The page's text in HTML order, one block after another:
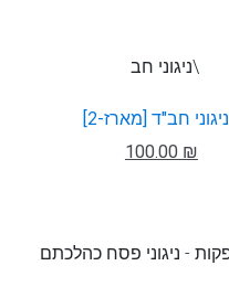
ניגוני חב"ד [מארז-2]
100.00 ₪